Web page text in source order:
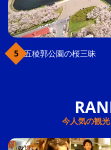
五稜郭公園の桜三昧
今人気の観